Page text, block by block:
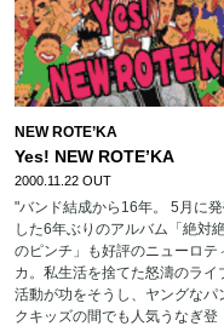
NEW ROTE’KA
Yes! NEW ROTE’KA
2000.11.22 OUT
"バンド結成から16年。 5月に
した6年ぶりのアルバム「絶対
のピンチ」も好評のニューロテ
カ。私生活を捨てた怒濤のライ
活動が功をそうし、ヤングなパ
クキッズの間でも人気うなぎ登